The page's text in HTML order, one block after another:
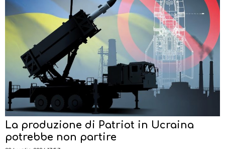
La produzione di Patriot in Ucraina
potrebbe non partire